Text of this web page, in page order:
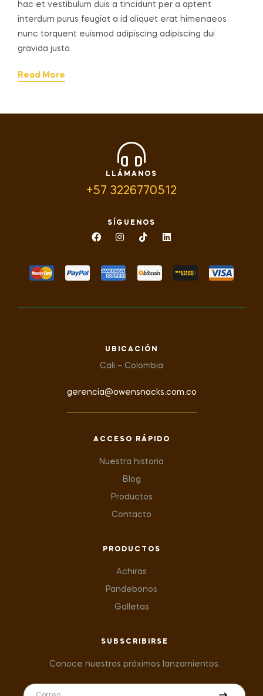
hac et vestibulum duis a tincidunt per a aptent
interdum purus feugiat a id aliquet erat himenaeos
nunc torquent euismod adipiscing adipiscing dui
gravida justo.
Read More
LLÁMANOS
+57 3226770512
SÍGUENOS
UBICACIÓN
Cali – Colombia
gerencia@owensnacks.com.co
ACCESO RÁPIDO
Nuestra historia
Blog
Productos
Contacto
PRODUCTOS
Achiras
Pandebonos
Galletas
SUBSCRIBIRSE
Conoce nuestros próximos lanzamientos.